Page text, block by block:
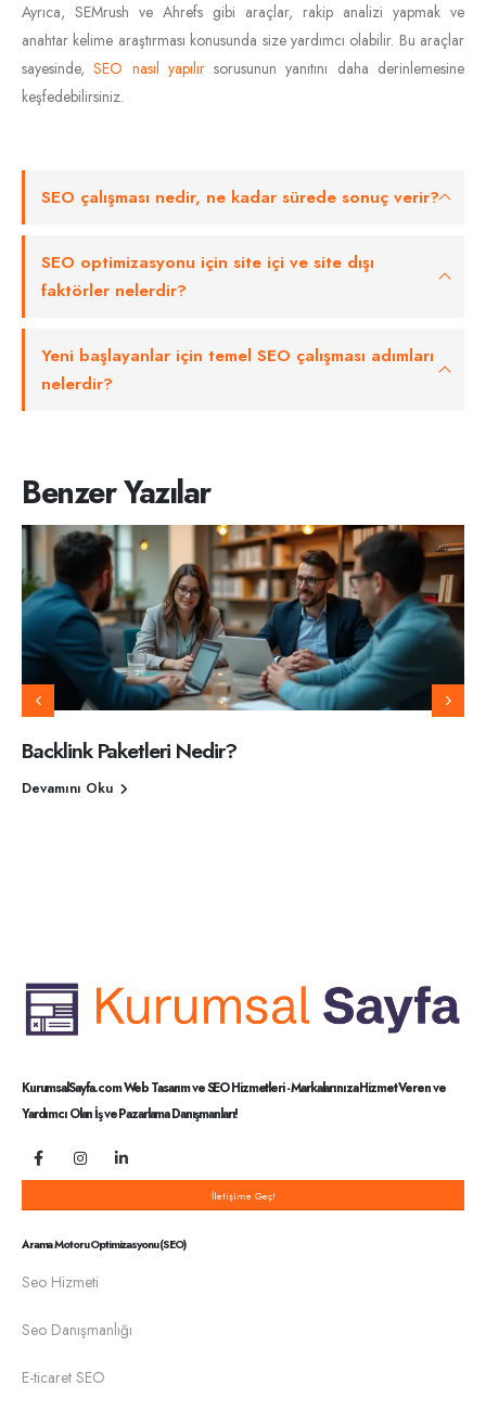
Ayrıca, SEMrush ve Ahrefs gibi araçlar, rakip analizi yapmak ve
anahtar kelime araştırması konusunda size yardımcı olabilir. Bu araçlar
sayesinde,SEO nasıl yapılırsorusunun yanıtını daha derinlemesine
keşfedebilirsiniz.
SEO çalışması nedir, ne kadar sürede sonuç verir?
SEO optimizasyonu için site içi ve site dışı
faktörler nelerdir?
Yeni başlayanlar için temel SEO çalışması adımları
nelerdir?
Benzer Yazılar
Backlink Paketleri Nedir?
Devamını Oku
KurumsalSayfa.com Web Tasarım ve SEO Hizmetleri - Markalarınıza Hizmet Veren ve
Yardımcı Olan İş ve Pazarlama Danışmanları!
İletişime Geç!
Arama Motoru Optimizasyonu (SEO)
Seo Hizmeti
Seo Danışmanlığı
E-ticaret SEO